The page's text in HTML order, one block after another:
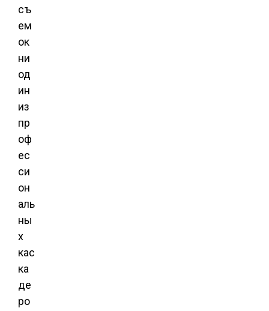
съ
ем
ок
ни
од
ин
из
пр
оф
ес
си
он
аль
ны
х
кас
ка
де
ро